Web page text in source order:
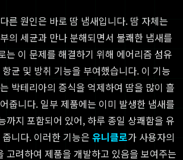
른 원인은 바로 땀 냄새입니다. 땀 자체는
의 세균과 만나 분해되면서 불쾌한 냄새를
는 이 문제를 해결하기 위해 에어리즘 섬유
균 및 방취 기능을 부여했습니다. 이 기능
박테리아의 증식을 억제하여 땀을 많이 흘
줍니다. 일부 제품에는 이미 발생한 냄새를
까지 포함되어 있어, 하루 종일 상쾌함을 유
니다. 이러한 기능은 유니클로가 사용자의
고려하여 제품을 개발하고 있음을 보여주는